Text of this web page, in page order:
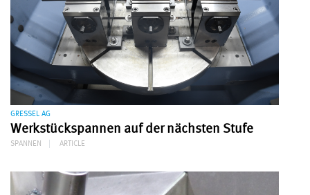
GRESSEL AG
Werkstückspannen auf der nächsten Stufe
SPANNEN ARTICLE